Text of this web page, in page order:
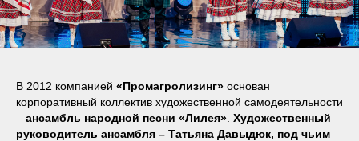
В 2012 компанией «Промагролизинг» основан
корпоративный коллектив художественной самодеятельности
– ансамбль народной песни «Лилея» Художественный
руководитель ансамбля – Татьяна Давыдюк, под чьим